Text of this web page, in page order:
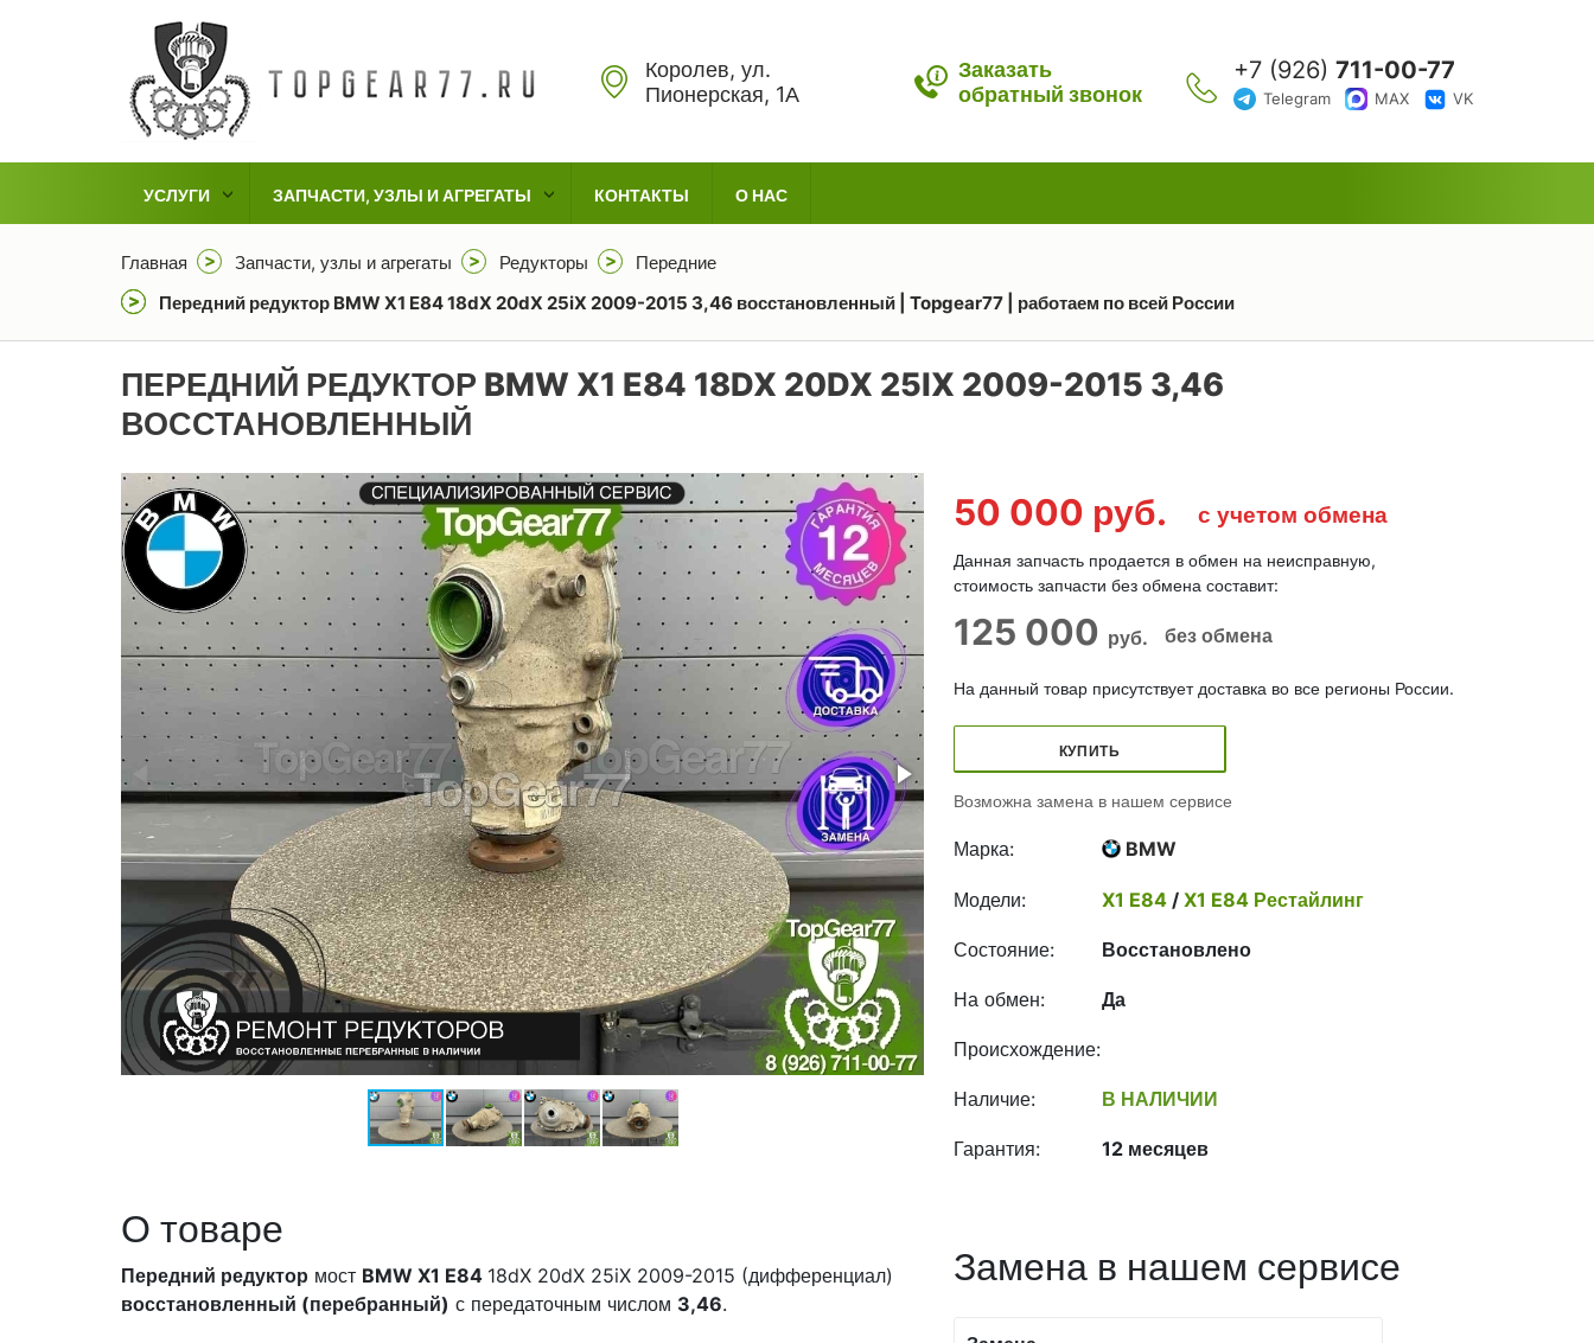
Королев, ул.
Пионерская, 1А
Заказать
обратный звонок
+7 (926) 711-00-77
Telegram MAX VK
УСЛУГИ ЗАПЧАСТИ, УЗЛЫ И АГРЕГАТЫ КОНТАКТЫ О НАС
Главная Запчасти, узлы и агрегаты Редукторы
Передние
Передний редуктор BMW X1 E84 18dX 20dX 25iX 2009-2015 3,46 восстановленный | Topgear77 | работаем по всей России
ПЕРЕДНИЙ РЕДУКТОР BMW X1 E84 18DX 20DX 25IX 2009-2015 3,46
ВОССТАНОВЛЕННЫЙ
50 000 руб. с учетом обмена
Данная запчасть продается в обмен на неисправную,
стоимость запчасти без обмена составит:
125 000 руб. без обмена
На данный товар присутствует доставка во все регионы России.
КУПИТЬ
Возможна замена в нашем сервисе
Марка: BMW
Модели: X1 E84 / X1 E84 Рестайлинг
Состояние: Восстановлено
На обмен: Да
Происхождение:
Наличие: В НАЛИЧИИ
Гарантия: 12 месяцев
О товаре
Передний редуктор мост BMW X1 E84 18dX 20dX 25iX 2009-2015 (дифференциал)
восстановленный (перебранный) с передаточным числом 3,46.
Замена в нашем сервисе